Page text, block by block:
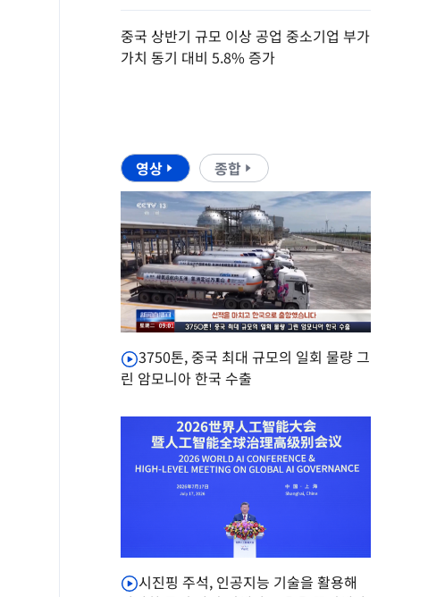
중국 상반기 규모 이상 공업 중소기업 부가
가치 동기 대비 5.8% 증가
영상 종합
3750톤, 중국 최대 규모의 일회 물량 그
린 암모니아 한국 수출
시진핑 주석, 인공지능 기술을 활용해